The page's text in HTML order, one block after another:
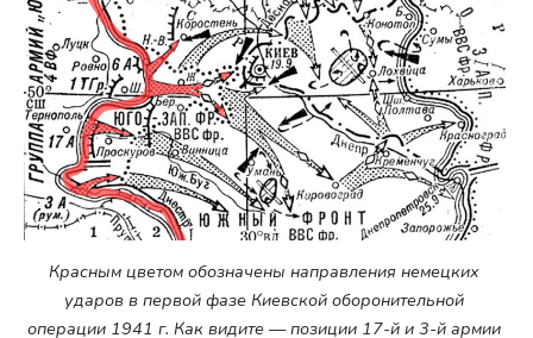
Красным цветом обозначены направления немецких
ударов в первой фазе Киевской оборонительной
операции 1941 г. Как видите — позиции 17-й и 3-й армии